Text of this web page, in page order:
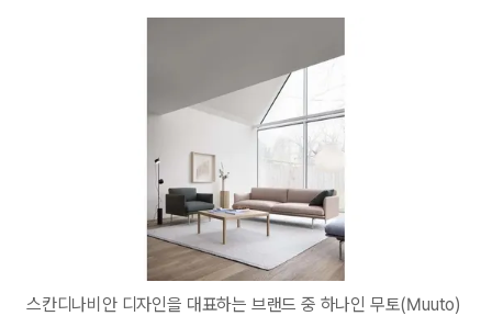
스칸디나비안 디자인을 대표하는 브랜드 중 하나인 무토(Muuto)